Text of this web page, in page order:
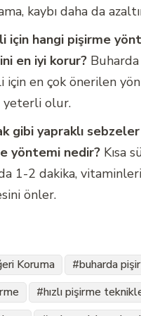
kaybı daha da
için hangi pişirme
en iyi korur?
için en çok önerilen
yeterli olur.
gibi yapraklı
yöntemi nedir? Kısa
1-2 dakika,
önler.
Koruma
buharda
hızlı pişirme